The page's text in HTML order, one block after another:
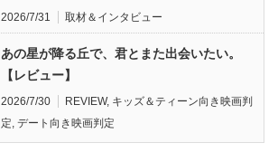
2026/7/31 取材＆インタビュー
あの星が降る丘で、君とまた出会いたい。
【レビュー】
2026/7/30 REVIEW, キッズ＆ティーン向き映画判
定, デート向き映画判定